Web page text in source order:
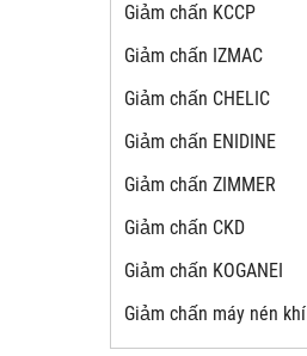
Giảm chấn KCCP
Giảm chấn IZMAC
Giảm chấn CHELIC
Giảm chấn ENIDINE
Giảm chấn ZIMMER
Giảm chấn CKD
Giảm chấn KOGANEI
Giảm chấn máy nén khí